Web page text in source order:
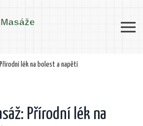
lék na bolest a napětí
Přírodní lék na